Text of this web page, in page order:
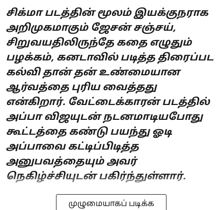
சிக்மா படத்தின் மூலம் இயக்குநராக
அறிமுகமாகும் ஜேசன் சஞ்சய்,
சிறுவயதிலிருந்தே கதை எழுதும்
பழக்கம், கனடாவில் படித்த திரைப்பட
கல்வி தான் தன் உண்மையான
ஆர்வத்தை புரிய வைத்தது
என்கிறார். வேட்டைக்காரன் படத்தில்
அப்பா விஜயுடன் நடனமாடியபோது
கூட்டத்தை கண்டு பயந்து ஓடி
அப்பாவை கட்டிப்பிடித்த
அனுபவத்தையும் அவர்
நெகிழ்ச்சியுடன் பகிர்ந்துள்ளார்.
முழுமையாகப் படிக்க